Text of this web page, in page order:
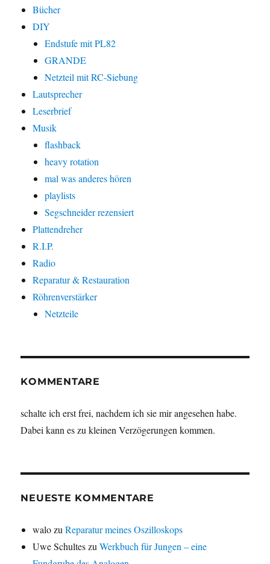
Bücher
DIY
Endstufe mit PL82
GRANDE
Netzteil mit RC-Siebung
Lautsprecher
Leserbrief
Musik
flashback
heavy rotation
mal was anderes hören
playlists
Segschneider rezensiert
Plattendreher
R.I.P.
Radio
Reparatur & Restauration
Röhrenverstärker
Netzteile
KOMMENTARE
schalte ich erst frei, nachdem ich sie mir angesehen habe.
Dabei kann es zu kleinen Verzögerungen kommen.
NEUESTE KOMMENTARE
walozuReparatur meines Oszilloskops
Uwe SchulteszuWerkbuch für Jungen – eine